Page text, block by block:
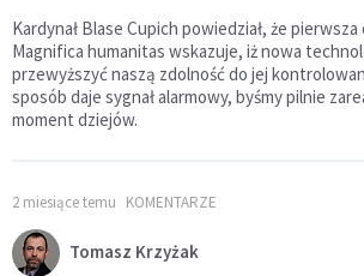
Kardynał Blase Cupich powiedział, że
Magnifica humanitas wskazuje, iż nowa
przewyższyć naszą zdolność do jej
sposób daje sygnał alarmowy, byśmy pilnie
moment dziejów.
2 miesiące temu KOMENTARZE
Tomasz Krzyżak